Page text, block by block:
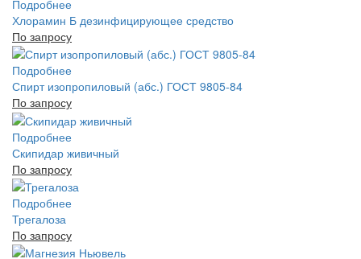
Подробнее
Хлорамин Б дезинфицирующее средство
По запросу
Подробнее
Спирт изопропиловый (абс.) ГОСТ 9805-84
По запросу
Подробнее
Скипидар живичный
По запросу
Подробнее
Трегалоза
По запросу